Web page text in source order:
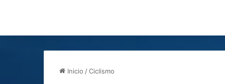
Inicio /Ciclismo